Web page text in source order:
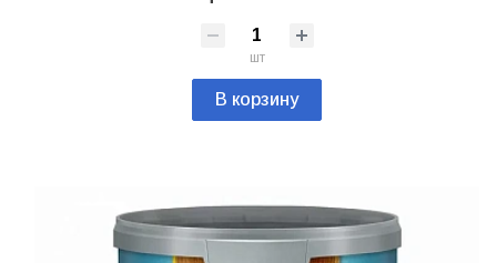
шт
В корзину